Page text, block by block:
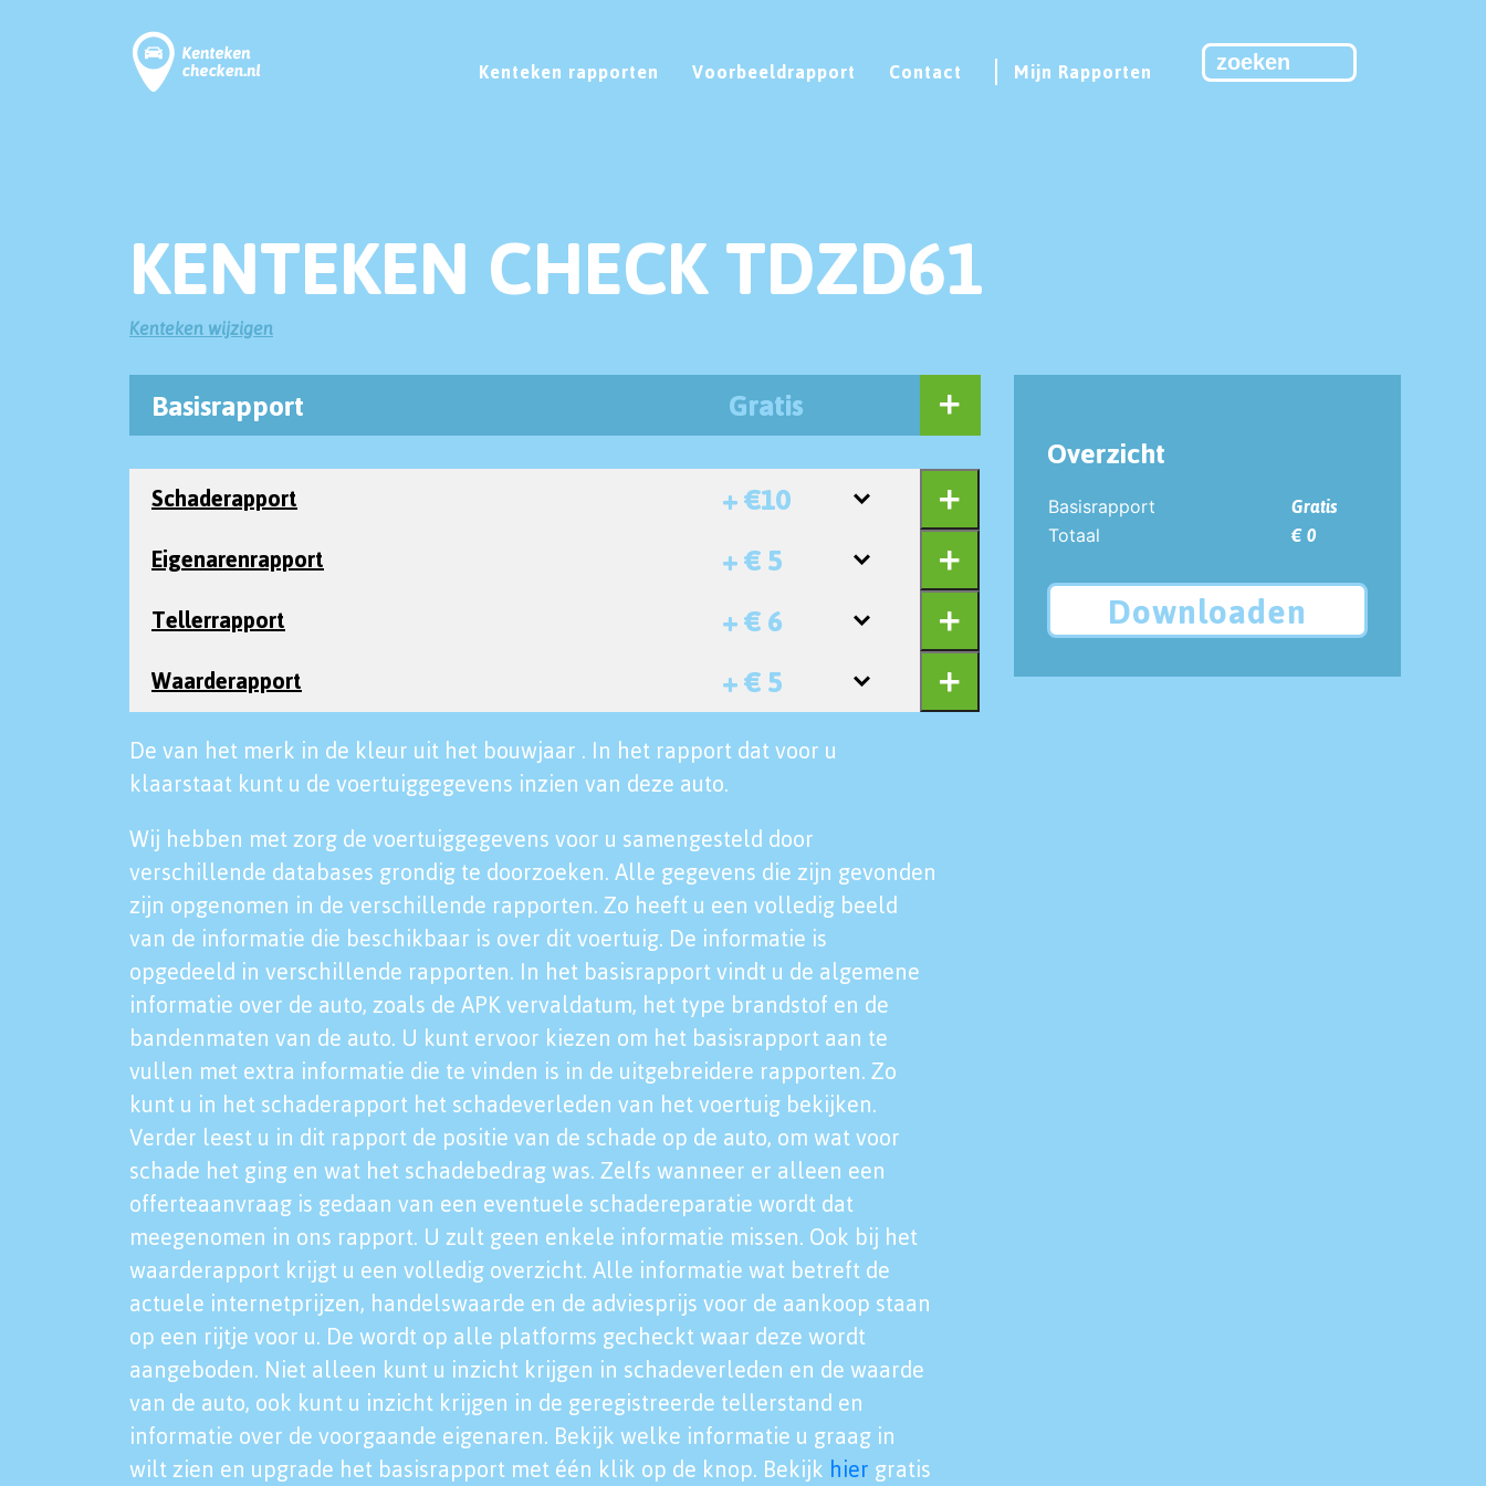
Kenteken rapporten Voorbeeldrapport Contact Mijn Rapporten
KENTEKEN CHECK TDZD61
Kenteken wijzigen
Basisrapport Gratis
Schaderapport + €10
Eigenarenrapport + € 5
Tellerrapport + € 6
Waarderapport + € 5
De van het merk in de kleur uit het bouwjaar . In het rapport dat voor u
klaarstaat kunt u de voertuiggegevens inzien van deze auto.
Wij hebben met zorg de voertuiggegevens voor u samengesteld door
verschillende databases grondig te doorzoeken. Alle gegevens die zijn gevonden
zijn opgenomen in de verschillende rapporten. Zo heeft u een volledig beeld
van de informatie die beschikbaar is over dit voertuig. De informatie is
opgedeeld in verschillende rapporten. In het basisrapport vindt u de algemene
informatie over de auto, zoals de APK vervaldatum, het type brandstof en de
bandenmaten van de auto. U kunt ervoor kiezen om het basisrapport aan te
vullen met extra informatie die te vinden is in de uitgebreidere rapporten. Zo
kunt u in het schaderapport het schadeverleden van het voertuig bekijken.
Verder leest u in dit rapport de positie van de schade op de auto, om wat voor
schade het ging en wat het schadebedrag was. Zelfs wanneer er alleen een
offerteaanvraag is gedaan van een eventuele schadereparatie wordt dat
meegenomen in ons rapport. U zult geen enkele informatie missen. Ook bij het
waarderapport krijgt u een volledig overzicht. Alle informatie wat betreft de
actuele internetprijzen, handelswaarde en de adviesprijs voor de aankoop staan
op een rijtje voor u. De wordt op alle platforms gecheckt waar deze wordt
aangeboden. Niet alleen kunt u inzicht krijgen in schadeverleden en de waarde
van de auto, ook kunt u inzicht krijgen in de geregistreerde tellerstand en
informatie over de voorgaande eigenaren. Bekijk welke informatie u graag in
wilt zien en upgrade het basisrapport met één klik op de knop. Bekijk hier gratis
Overzicht
Basisrapport
Gratis
Totaal
€ 0
Downloaden